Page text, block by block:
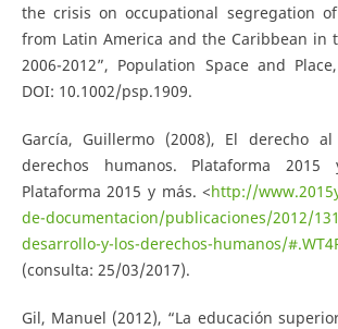
the crisis on occupational segregation
from Latin America and the Caribbean in
2006-2012”, Population Space and
DOI: 10.1002/psp.1909.
García, Guillermo (2008), El derecho
derechos humanos. Plataforma
Plataforma 2015 y más. <http://
de-documentacion/publicaciones/2012/
desarrollo-y-los-derechos-humanos/
(consulta: 25/03/2017).
Gil, Manuel (2012), “La educación